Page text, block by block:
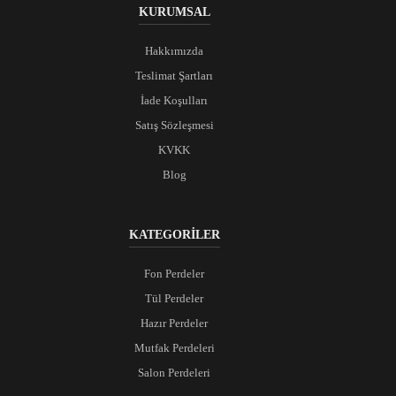
KURUMSAL
Hakkımızda
Teslimat Şartları
İade Koşulları
Satış Sözleşmesi
KVKK
Blog
KATEGORİLER
Fon Perdeler
Tül Perdeler
Hazır Perdeler
Mutfak Perdeleri
Salon Perdeleri